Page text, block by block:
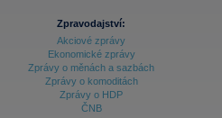
Zpravodajství:
Akciové zprávy
Ekonomické zprávy
Zprávy o měnách a sazbách
Zprávy o komoditách
Zprávy o HDP
ČNB